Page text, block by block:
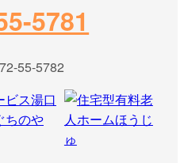
5781
55-5782